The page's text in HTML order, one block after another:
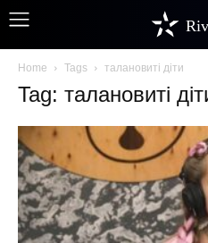
Home Tags талановиті діти
Tag: талановиті